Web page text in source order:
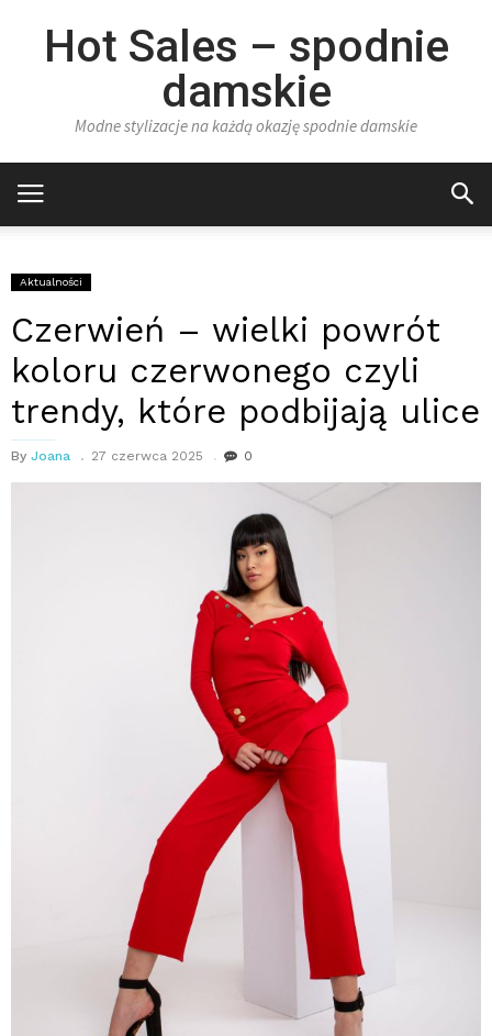
Hot Sales – spodnie
damskie
Modne stylizacje na każdą okazję spodnie damskie
Aktualności
Czerwień – wielki powrót
koloru czerwonego czyli
trendy, które podbijają ulice
By Joana 27 czerwca 2025 0